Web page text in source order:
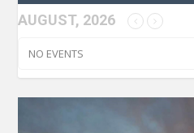
AUGUST, 2026
NO EVENTS